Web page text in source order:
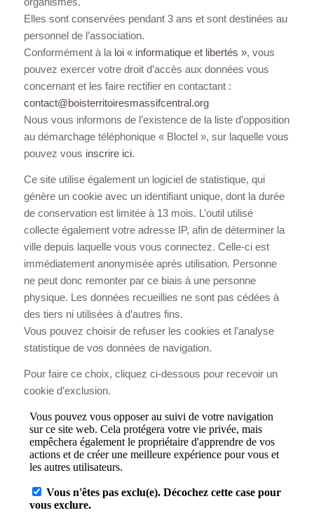
Elles sont conservées pendant 3 ans et sont destinées au
personnel de l’association.
Conformément à la loi « informatique et libertés », vous
pouvez exercer votre droit d’accès aux données vous
concernant et les faire rectifier en contactant :
contact@boisterritoiresmassifcentral.org
Nous vous informons de l’existence de la liste d’opposition
au démarchage téléphonique « Bloctel », sur laquelle vous
pouvez vous inscrire ici.
Ce site utilise également un logiciel de statistique, qui
génère un cookie avec un identifiant unique, dont la durée
de conservation est limitée à 13 mois. L’outil utilisé
collecte également votre adresse IP, afin de déterminer la
ville depuis laquelle vous vous connectez. Celle-ci est
immédiatement anonymisée après utilisation. Personne
ne peut donc remonter par ce biais à une personne
physique. Les données recueillies ne sont pas cédées à
des tiers ni utilisées à d’autres fins.
Vous pouvez choisir de refuser les cookies et l’analyse
statistique de vos données de navigation.
Pour faire ce choix, cliquez ci-dessous pour recevoir un
cookie d’exclusion.